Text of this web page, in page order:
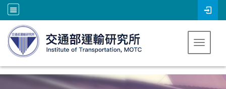
跳到主要內容
Toggle